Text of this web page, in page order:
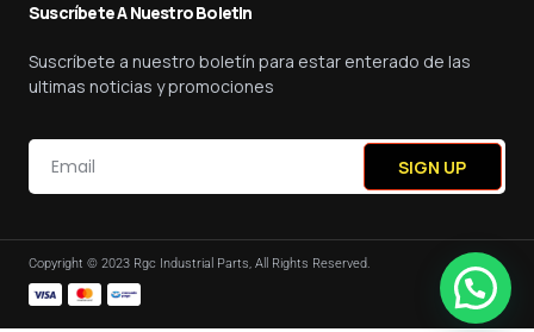
Suscríbete A Nuestro Boletin
Suscríbete a nuestro boletín para estar enterado de las
ultimas noticias y promociones
SIGN UP
Copyright © 2023 Rgc Industrial Parts, All Rights Reserved.